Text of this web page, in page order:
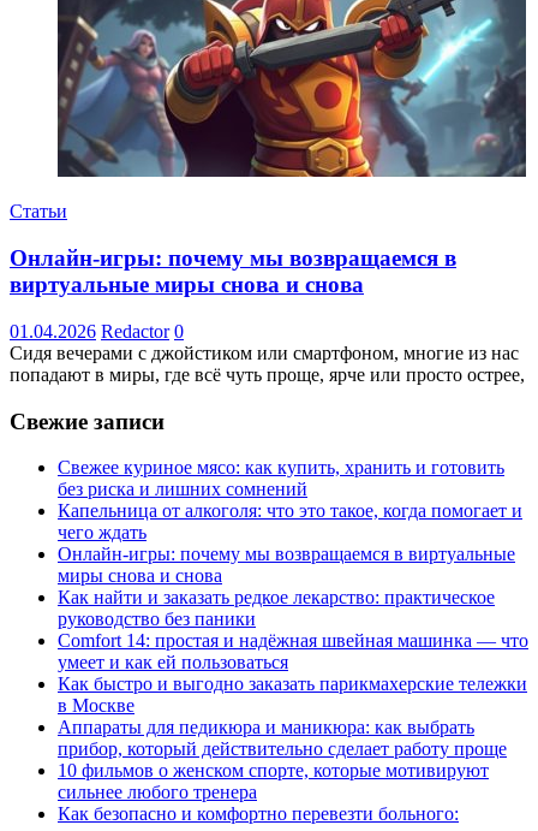
Статьи
Онлайн-игры: почему мы возвращаемся в
виртуальные миры снова и снова
01.04.2026 Redactor 0
Сидя вечерами с джойстиком или смартфоном, многие из нас
попадают в миры, где всё чуть проще, ярче или просто острее,
Свежие записи
Свежее куриное мясо: как купить, хранить и готовить
без риска и лишних сомнений
Капельница от алкоголя: что это такое, когда помогает и
чего ждать
Онлайн-игры: почему мы возвращаемся в виртуальные
миры снова и снова
Как найти и заказать редкое лекарство: практическое
руководство без паники
Comfort 14: простая и надёжная швейная машинка — что
умеет и как ей пользоваться
Как быстро и выгодно заказать парикмахерские тележки
в Москве
Аппараты для педикюра и маникюра: как выбрать
прибор, который действительно сделает работу проще
10 фильмов о женском спорте, которые мотивируют
сильнее любого тренера
Как безопасно и комфортно перевезти больного: